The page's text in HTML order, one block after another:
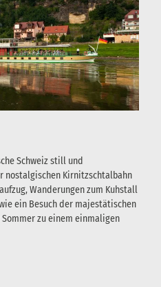
Schweiz still und
nostalgischen Kirnitzschtalbahn
Wanderungen zum Kuhstall
ein Besuch der majestätischen
zu einem einmaligen